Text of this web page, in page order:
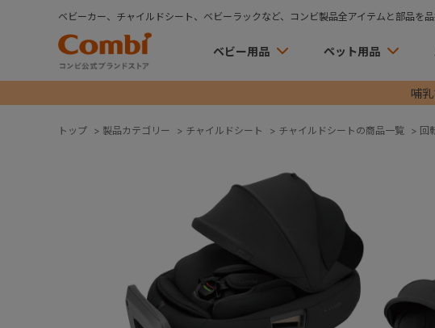
ベビーカー、チャイルドシート、ベビーラックなど、コンビ製品全アイテムと部品を品
ベビー用品 ペット用品
哺
トップ > 製品カテゴリー > チャイルドシート > チャイルドシートの商品一覧 > 回